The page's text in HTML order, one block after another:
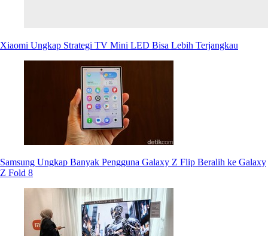
Xiaomi Ungkap Strategi TV Mini LED Bisa Lebih Terjangkau
Samsung Ungkap Banyak Pengguna Galaxy Z Flip Beralih ke Galaxy
Z Fold 8